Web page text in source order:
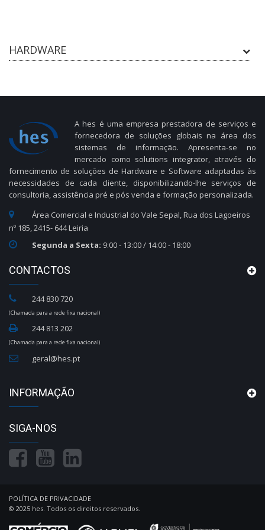
HARDWARE
A hes é uma empresa prestadora de serviços e
fornecedora de soluções globais na área dos
sistemas de informação. Apresenta-se no
mercado como solutions integrator, através do
fornecimento de soluções de Hardware e Software adaptadas às
necessidades de cada cliente, disponibilizando-lhe serviços de
consultoria, assistência pré e pós venda e formação personalizada.
Área Comercial e Industrial do Vale Sepal, Rua dos Lagoeiros
nº 185, 2415- 644 Leiria
Segunda a Sexta: 9:00 - 13:00 / 14:00 - 18:00
CONTACTOS
244 830 720
(Chamada para a rede fixa nacional)
244 813 202
(Chamada para a rede fixa nacional)
geral@hes.pt
INFORMAÇÃO
SIGA-NOS
POLÍTICA DE PRIVACIDADE
© 2025 hes. Todos os direitos reservados.